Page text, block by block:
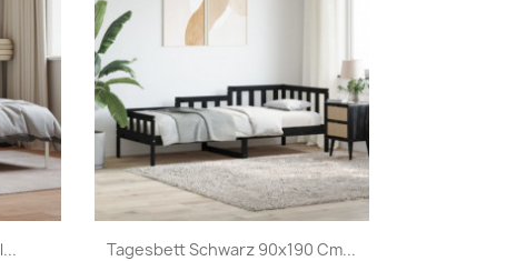
Tagesbett Schwarz 90x190 Cm...
Vorschau